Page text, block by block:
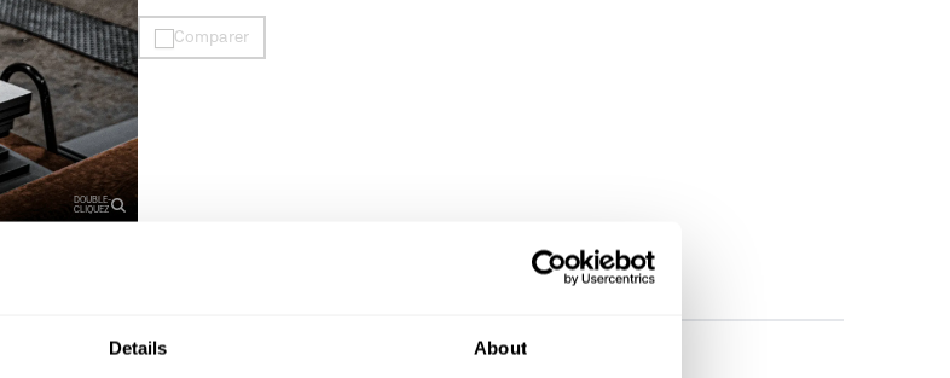
Details About
DOUBLE-
CLIQUEZ
Comparer